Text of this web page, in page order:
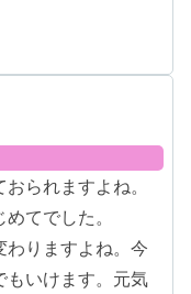
られますよね。
てでした。
わりますよね。今
もいけます。元気